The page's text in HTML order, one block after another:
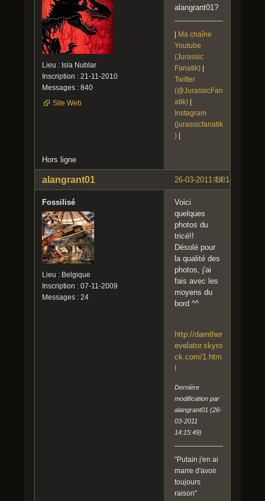
Lieu : Isla Nublar
Inscription : 21-11-2010
Messages : 840
Site Web
alangrant01?
Ma chaîne
Youtube
(Jurassic
Fanatik)
Twitter
(@JurassicFan
atik)
Instagram
(jurassicfanatik
)
Hors ligne
#18
26-03-2011 14:14:10
alangrant01
Fossilisé
Lieu : Belgique
Inscription : 07-11-2009
Messages : 24
Voici
quelques
photos du
tricé!!
Désolé pour
la qualité des
photos, j'ai
fais avec les
moyens du
bord ^^
http://damther
evelator.skyro
ck.com/1.htm
Dernière
modification par
alangrant01 (26-
03-2011
14:15:49)
"Putain j'en ai
marre d'avoir
toujours
raison"